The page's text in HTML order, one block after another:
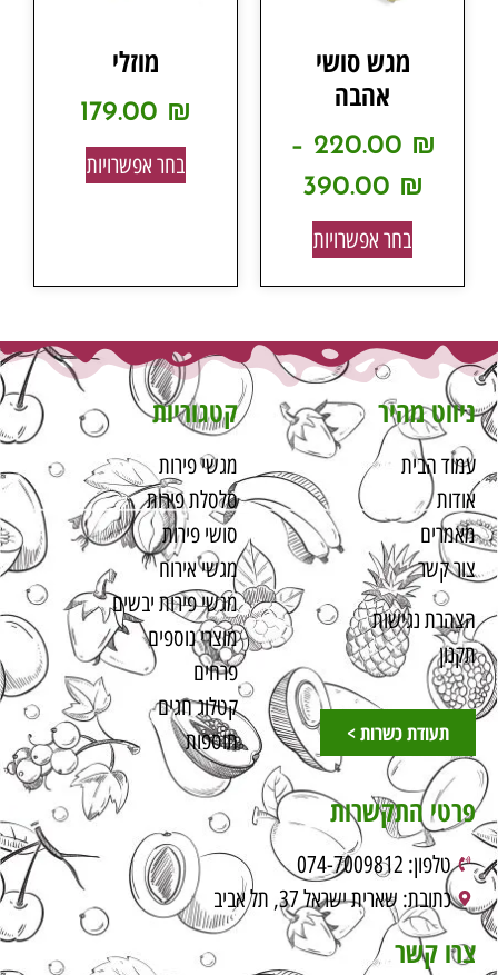
מגש סושי
אהבה
220.00 ₪
–
390.00 ₪
בחר אפשרויות
מוזלי
179.00 ₪
בחר אפשרויות
ניווט מהיר
עמוד הבית
אודות
מאמרים
צור קשר
הצהרת נגישות
תקנון
תעודת כשרות >
קטגוריות
מגשי פירות
סלסלת פירות
סושי פירות
מגשי אירוח
מגשי פירות יבשים
מוצרי נוספים
פרחים
קטלוג חגים
תוספות
פרטי התקשרות
טלפון: 074-7009812
כתובת: שארית ישראל 37, תל אביב
צרו קשר